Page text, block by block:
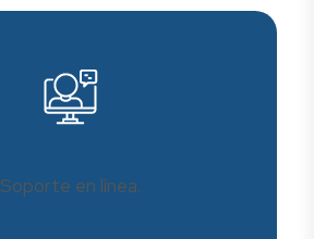
Soporte en línea.